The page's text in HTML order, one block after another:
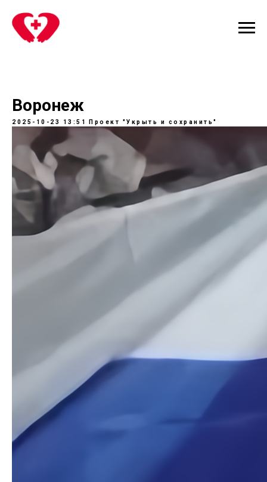
Воронеж
2025-10-23 13:51 Проект "Укрыть и сохранить"